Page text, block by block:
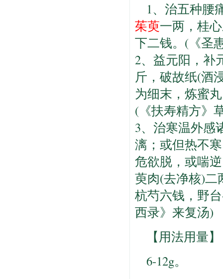
1、治五种腰
茱萸一两，桂
下二钱。(《圣
2、益元阳，补
斤，破故纸(酒
为细末，炼蜜
(《扶寿精方》
3、治寒温外感
漓；或但热不
危欲脱，或喘
萸肉(去净核)二
杭芍六钱，野
西录》来复汤)
【用法用量】
6-12g。